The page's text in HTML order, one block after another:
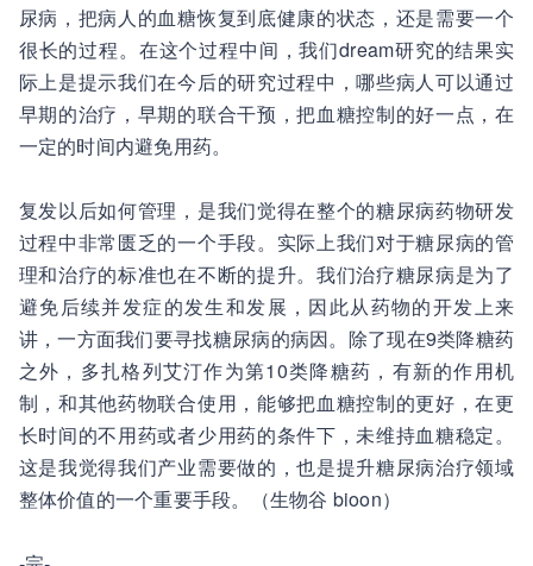
尿病，把病人的血糖恢复到底健康的状态，还是需要一个
很长的过程。在这个过程中间，我们dream研究的结果实
际上是提示我们在今后的研究过程中，哪些病人可以通过
早期的治疗，早期的联合干预，把血糖控制的好一点，在
一定的时间内避免用药。
复发以后如何管理，是我们觉得在整个的糖尿病药物研发
过程中非常匮乏的一个手段。实际上我们对于糖尿病的管
理和治疗的标准也在不断的提升。我们治疗糖尿病是为了
避免后续并发症的发生和发展，因此从药物的开发上来
讲，一方面我们要寻找糖尿病的病因。除了现在9类降糖药
之外， 多扎格列艾汀作为第10类降糖药，有新的作用机
制，和其他药物联合使用，能够把血糖控制的更好，在更
长时间的不用药或者少用药的条件下，未维持血糖稳定。
这是我觉得我们产业需要做的，也是提升糖尿病治疗领域
整体价值的一个重要手段。（生物谷 bioon）